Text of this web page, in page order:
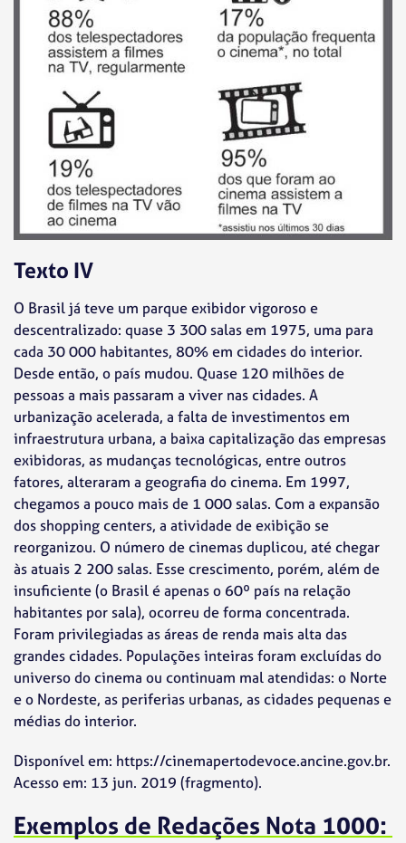
Texto IV
O Brasil já teve um parque exibidor vigoroso e
descentralizado: quase 3 300 salas em 1975, uma para
cada 30 000 habitantes, 80% em cidades do interior.
Desde então, o país mudou. Quase 120 milhões de
pessoas a mais passaram a viver nas cidades. A
urbanização acelerada, a falta de investimentos em
infraestrutura urbana, a baixa capitalização das empresas
exibidoras, as mudanças tecnológicas, entre outros
fatores, alteraram a geografia do cinema. Em 1997,
chegamos a pouco mais de 1 000 salas. Com a expansão
dos shopping centers, a atividade de exibição se
reorganizou. O número de cinemas duplicou, até chegar
às atuais 2 200 salas. Esse crescimento, porém, além de
insuficiente (o Brasil é apenas o 60º país na relação
habitantes por sala), ocorreu de forma concentrada.
Foram privilegiadas as áreas de renda mais alta das
grandes cidades. Populações inteiras foram excluídas do
universo do cinema ou continuam mal atendidas: o Norte
e o Nordeste, as periferias urbanas, as cidades pequenas e
médias do interior.
Disponível em: https://cinemapertodevoce.ancine.gov.br.
Acesso em: 13 jun. 2019 (fragmento).
Exemplos de Redações Nota 1000: